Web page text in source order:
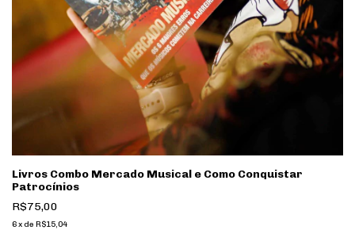
Livros Combo Mercado Musical e Como Conquistar
Patrocínios
R$75,00
6x de R$15,04